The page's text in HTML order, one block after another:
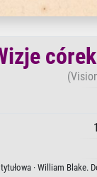
· William